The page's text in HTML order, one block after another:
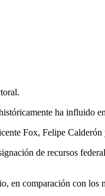
ha influido
Fox, Felipe
de recursos
en comparación con